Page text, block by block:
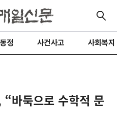
정 사건사고 사회복지
바둑으로 수학적 문